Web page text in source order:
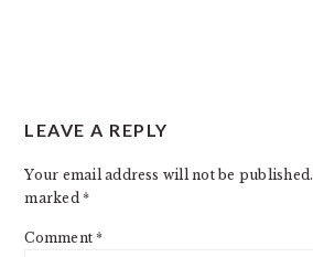
INTERACTIONS
LEAVE A REPLY
Your email address will not be published.
marked*
Comment*